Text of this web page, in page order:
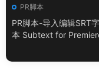
PR脚本
PR脚本-导入编辑SRT
本 Subtext for